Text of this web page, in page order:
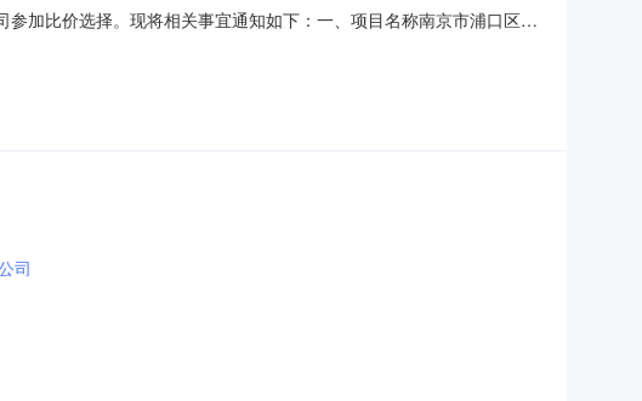
加比价选择。现将相关事宜通知如下：一、项目名称南京市浦口区行
岁(含)-45周岁(含)之间,且从事过财务工作二年及以上，有政府会计或
司